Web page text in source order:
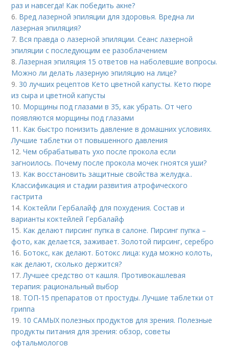
раз и навсегда! Как победить акне?
6. Вред лазерной эпиляции для здоровья. Вредна ли
лазерная эпиляция?
7. Вся правда о лазерной эпиляции. Сеанс лазерной
эпиляции с последующим ее разоблачением
8.Лазерная эпиляция 15 ответов на наболевшие вопросы.
Можно ли делать лазерную эпиляцию на лице?
9. 30 лучших рецептов Кето цветной капусты. Кето пюре
из сыра и цветной капусты
10. Морщины под глазами в 35, как убрать. От чего
появляются морщины под глазами
11. Как быстро понизить давление в домашних условиях.
Лучшие таблетки от повышенного давления
12.Чем обрабатывать ухо после прокола если
загноилось. Почему после прокола мочек гноятся уши?
13. Как восстановить защитные свойства желудка..
Классификация и стадии развития атрофического
гастрита
14. Коктейли Гербалайф для похудения. Состав и
варианты коктейлей Гербалайф
15. Как делают пирсинг пупка в салоне. Пирсинг пупка –
фото, как делается, заживает. Золотой пирсинг, серебро
16. Ботокс, как делают. Ботокс лица: куда можно колоть,
как делают, сколько держится?
17.Лучшее средство от кашля. Противокашлевая
терапия: рациональный выбор
18. ТОП-15 препаратов от простуды. Лучшие таблетки от
гриппа
19. 10 САМЫХ полезных продуктов для зрения. Полезные
продукты питания для зрения: обзор, советы
офтальмологов